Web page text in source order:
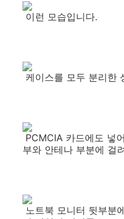
이런 모습입니다.
케이스를 모두 분리한
PCMCIA 카드에도 넣
부와 안테나 부분에 걸
노트북 모니터 뒷부분